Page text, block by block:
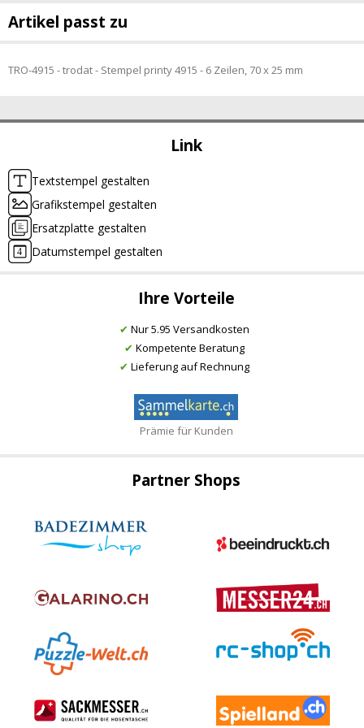
Link
Textstempel gestalten
Grafikstempel gestalten
Ersatzplatte gestalten
Datumstempel gestalten
Ihre Vorteile
✔ Nur 5.95 Versandkosten
✔ Kompetente Beratung
✔ Lieferung auf Rechnung
Prämie für Kunden
Artikel passt zu
TRO-4915 - trodat - Stempel printy 4915 - 6 Zeilen, 70 x 25 mm
Partner Shops